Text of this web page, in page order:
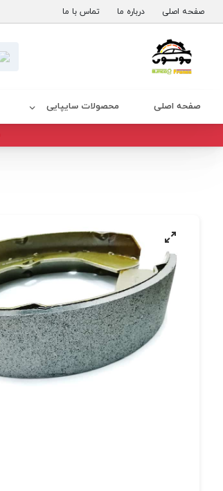
صفحه اصلی درباره ما تماس با ما
صفحه اصلی محصولات سایپایی